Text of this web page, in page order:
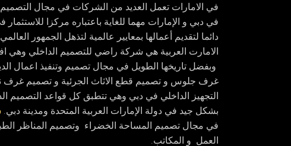
في الامارات تعمل العديد من الشركات في مجال التصميم
في دبي و الإمارات مهما للغاية باعتباره مركزا
دائما لتقديم أعمالها بمعايير عالمية لتذهل الجمهور
الامارت العربية هي شركة راضي للتصميم الداخلي
وبفضل تاريخها الطويل في مجال تصميم وتنفيذ اعمال
غرف جلوس و تصميم قطع الاثاث الجرئية و تصميم غرف
التجهيز الداخلي في دبي وهي تتطبق كل قواعد التصميم
بشكل جيد في دولة الإمارات العربية المتحدة ومدينة دبي.
في مجال تصميم المساحة الخضراء وتصميم المناظر
العمل و المكاتب.